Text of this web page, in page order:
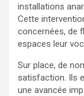
installations
Cette
concernées, de
espaces leur
Sur place, de
satisfaction. Ils
une avancée